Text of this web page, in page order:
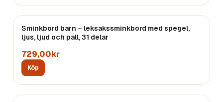
Sminkbord barn – leksakssminkbord med spegel,
ljus, ljud och pall, 31 delar
729,00kr
Köp